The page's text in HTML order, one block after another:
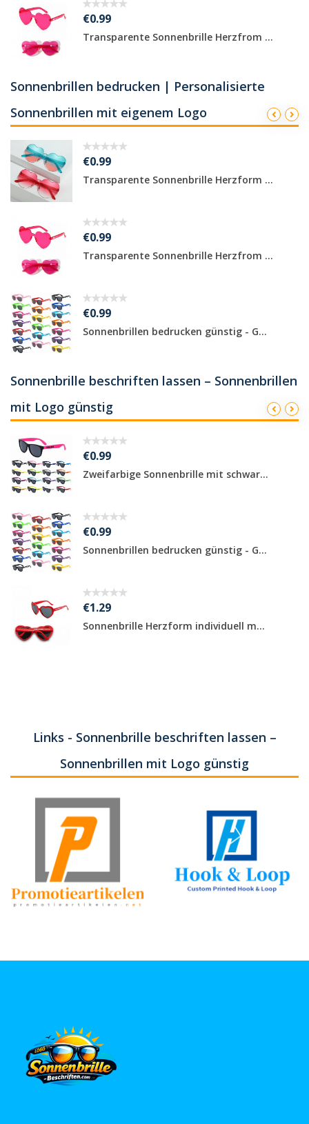
€0.99
Transparente Sonnenbrille Herzfrom ...
Sonnenbrillen bedrucken | Personalisierte
Sonnenbrillen mit eigenem Logo
€0.99
Transparente Sonnenbrille Herzform ...
€0.99
Transparente Sonnenbrille Herzfrom ...
€0.99
Sonnenbrillen bedrucken günstig - G...
Sonnenbrille beschriften lassen – Sonnenbrillen
mit Logo günstig
€0.99
Zweifarbige Sonnenbrille mit schwar...
€0.99
Sonnenbrillen bedrucken günstig - G...
€1.29
Sonnenbrille Herzform individuell m...
Links - Sonnenbrille beschriften lassen –
Sonnenbrillen mit Logo günstig